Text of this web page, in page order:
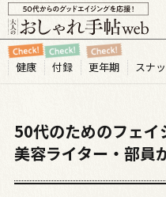
健康 付録 更年期 スナ
50代のためのフェ
美容ライター・部員